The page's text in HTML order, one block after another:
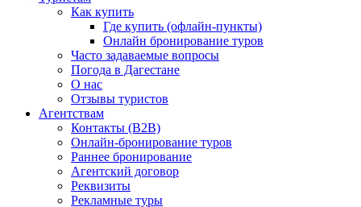
Как купить
Где купить (офлайн-пункты)
Онлайн бронирование туров
Часто задаваемые вопросы
Погода в Дагестане
О нас
Отзывы туристов
Агентствам
Контакты (B2B)
Онлайн-бронирование туров
Раннее бронирование
Агентский договор
Реквизиты
Рекламные туры